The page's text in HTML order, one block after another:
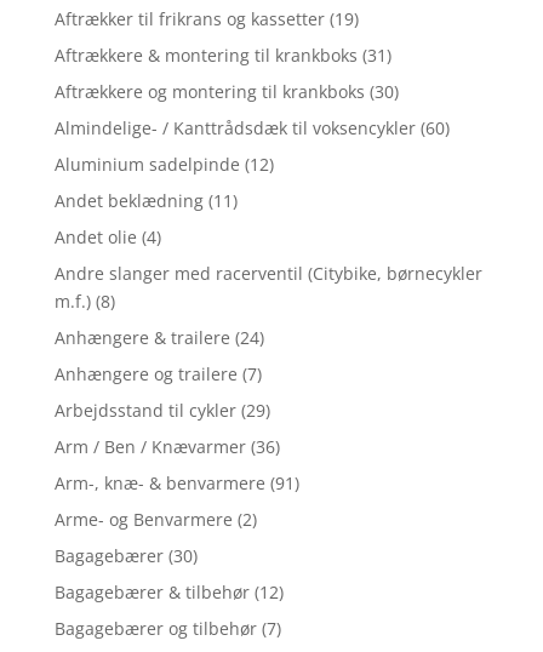
Aftrækker til frikrans og kassetter (19)
Aftrækkere & montering til krankboks (31)
Aftrækkere og montering til krankboks (30)
Almindelige- / Kanttrådsdæk til voksencykler (60)
Aluminium sadelpinde (12)
Andet beklædning (11)
Andet olie (4)
Andre slanger med racerventil (Citybike, børnecykler
m.f.) (8)
Anhængere & trailere (24)
Anhængere og trailere (7)
Arbejdsstand til cykler (29)
Arm / Ben / Knævarmer (36)
Arm-, knæ- & benvarmere (91)
Arme- og Benvarmere (2)
Bagagebærer (30)
Bagagebærer & tilbehør (12)
Bagagebærer og tilbehør (7)